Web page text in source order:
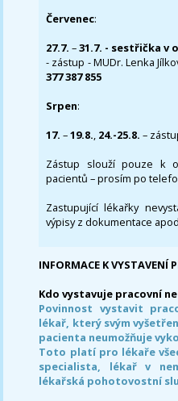
Červenec:
27.7.–31.7. - sestřička v
- zástup - MUDr. Lenka
377 387 855
Srpen:
17. –19.8., 24.-25.8. –
Zástup slouží pouze k
pacientů – prosím po
Zastupující lékařky
výpisy z dokumentace
INFORMACE K VYSTAVENÍ
Kdo vystavuje pracovní
Povinnost vystavit
lékař, který svým
pacienta neumožňuje
Toto platí pro lékaře
specialista, lékař v
lékařská pohotovostní